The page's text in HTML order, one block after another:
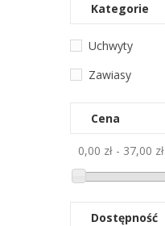
Kategorie
Uchwyty
Zawiasy
Cena
0,00 zł - 37,00 zł
Dostępność